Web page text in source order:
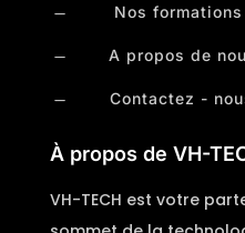
K Nos formations
K A propos de
K Contactez -
À propos de VH-
VH-TECH est votre